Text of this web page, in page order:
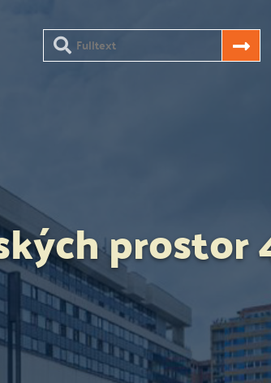
prostor